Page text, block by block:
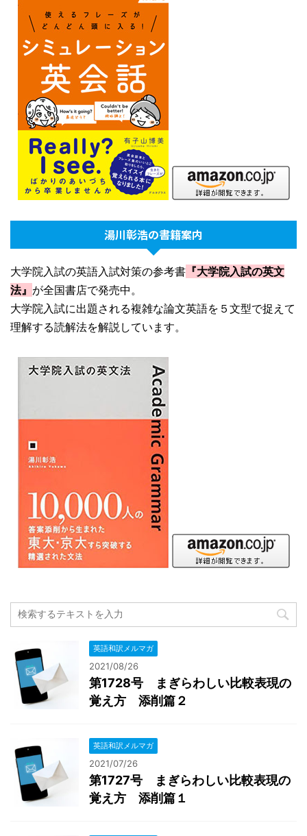
湯川彰浩の書籍案内
大学院入試の英語入試対策の参考書 『大学院入試の英文
法』 が全国書店で発売中。
大学院入試に出題される複雑な論文英語を５文型で捉えて
理解する読解法を解説しています。
英語和訳メルマガ
2021/08/26
第1728号 まぎらわしい比較表現の
覚え方 添削篇２
英語和訳メルマガ
2021/07/26
第1727号 まぎらわしい比較表現の
覚え方 添削篇１